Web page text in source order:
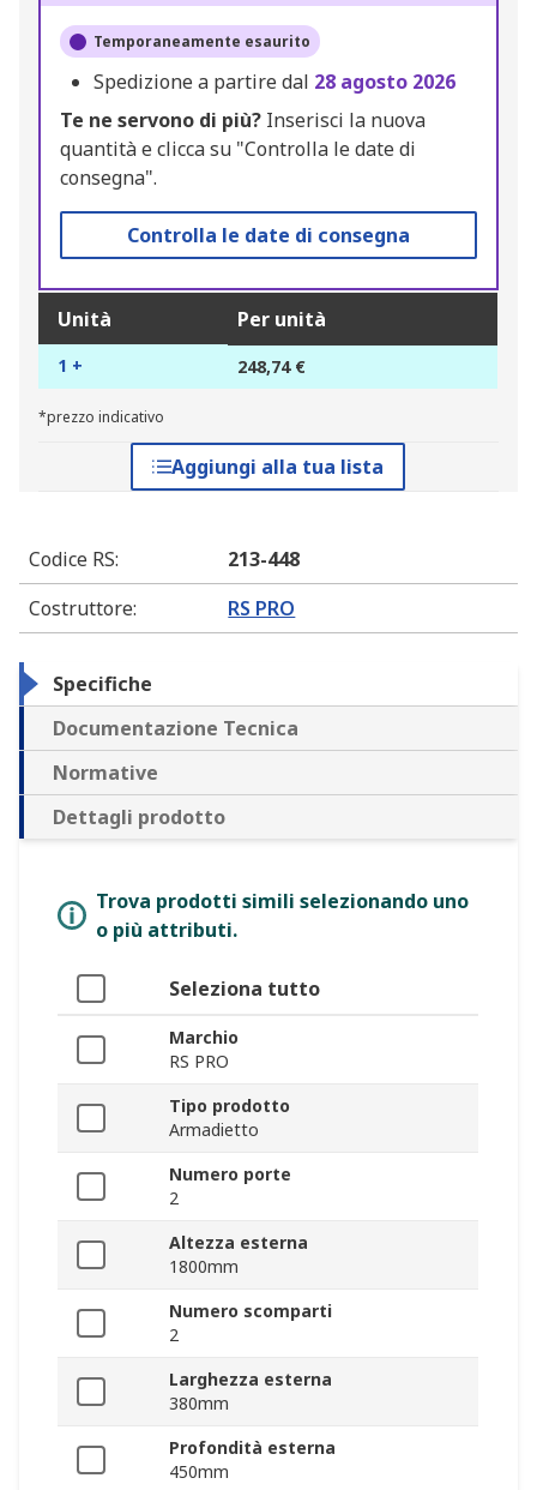
Temporaneamente esaurito
Spedizione a partire dal 28 agosto 2026
Te ne servono di più? Inserisci la nuova
quantità e clicca su "Controlla le date di
consegna".
Controlla le date di consegna
Unità Per unità
1 + 248,74 €
*prezzo indicativo
Aggiungi alla tua lista
Codice RS:
213-448
Costruttore: RS PRO
Specifiche
Documentazione Tecnica
Normative
Dettagli prodotto
Trova prodotti simili selezionando uno
o più attributi.
Seleziona tutto
Marchio
RS PRO
Tipo prodotto
Armadietto
Numero porte
2
Altezza esterna
1800mm
Numero scomparti
2
Larghezza esterna
380mm
Profondità esterna
450mm